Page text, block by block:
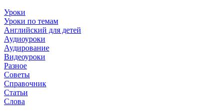
Уроки
Уроки по темам
Английский для детей
Аудиоуроки
Аудирование
Видеоуроки
Разное
Советы
Справочник
Статьи
Слова